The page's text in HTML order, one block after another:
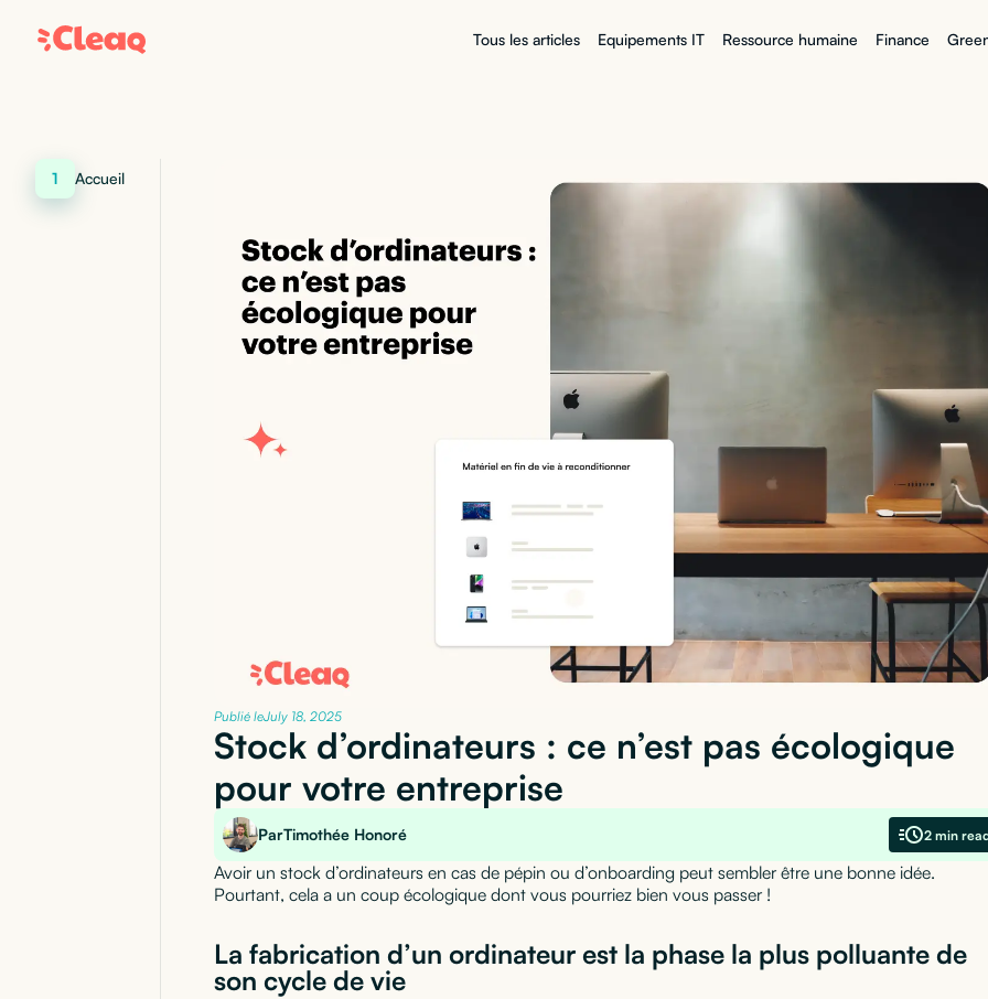
Tous les articles Equipements IT Ressource humaine Finance
1 Accueil
Publié leJuly 18, 2025
Stock d’ordinateurs : ce n’est pas écologique
pour votre entreprise
ParTimothée Honoré 2 min
Avoir un stock d’ordinateurs en cas de pépin ou d’onboarding peut sembler être une bonne idée.
Pourtant, cela a un coup écologique dont vous pourriez bien vous passer !
La fabrication d’un ordinateur est la phase la plus polluante de
son cycle de vie